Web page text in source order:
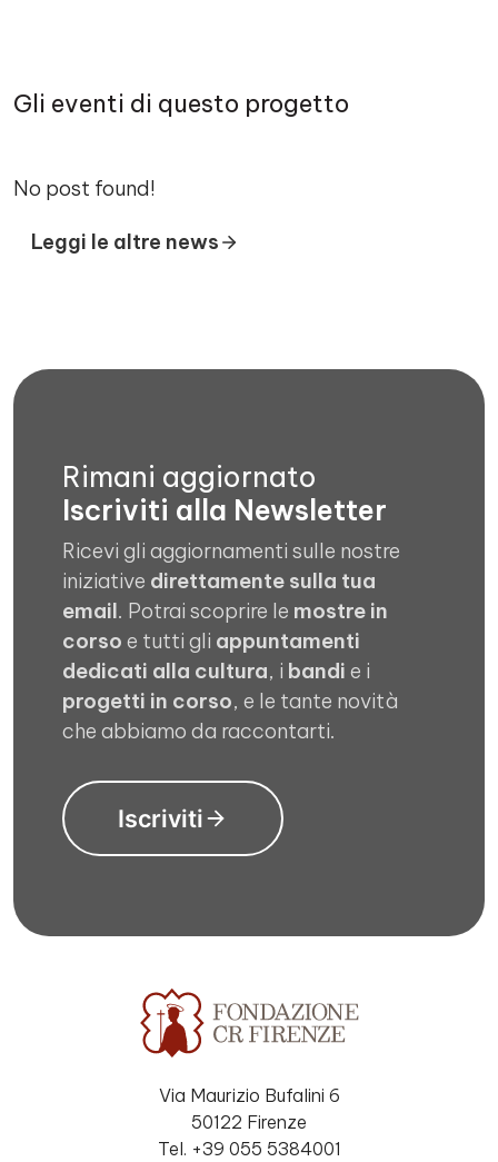
Gli eventi di questo progetto
No post found!
Leggi le altre news
Rimani aggiornato
Iscriviti alla Newsletter
Ricevi gli aggiornamenti sulle nostre
iniziative direttamente sulla tua
email. Potrai scoprire le mostre in
corso e tutti gli appuntamenti
dedicati alla cultura, i bandi e i
progetti in corso, e le tante novità
che abbiamo da raccontarti.
Iscriviti
Via Maurizio Bufalini 6
50122 Firenze
Tel. +39 055 5384001